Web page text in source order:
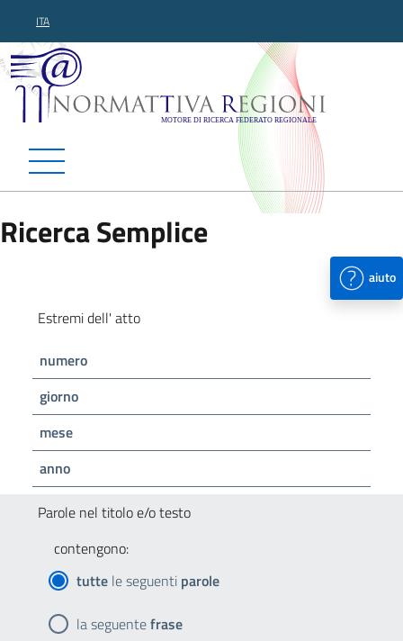
ITA
Normattiva Regioni -
Ricerca Semplice
aiuto
Estremi dell' atto
numero
giorno
mese
anno
Parole nel titolo e/o testo
contengono:
tutte le seguenti parole
la seguentefrase